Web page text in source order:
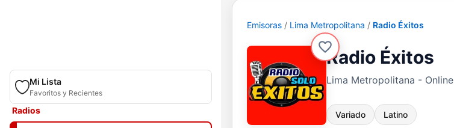
Mi Lista
Favoritos y Recientes
Radios
Emisoras Lima Metropolitana Radio Éxitos
Radio Éxitos
Lima Metropolitana - Online
Variado Latino